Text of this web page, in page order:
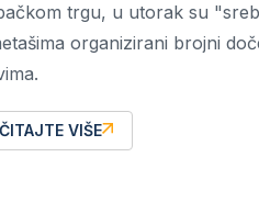
trgu, u utorak su
organizirani brojni
VIŠE